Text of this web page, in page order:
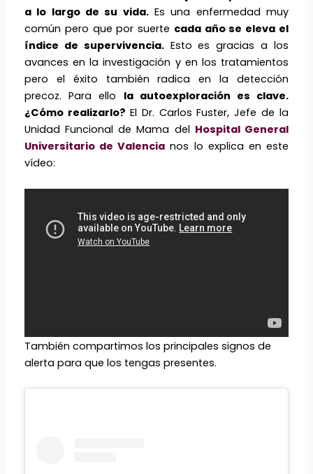
a lo largo de su vida.Es una enfermedad muy
común pero que por suerte cada año se eleva el
índice de supervivencia.Esto es gracias a los
avances en la investigación y en los tratamientos
pero el éxito también radica en la detección
precoz. Para ello la autoexploración es clave.
¿Cómo realizarlo? El Dr. Carlos Fuster, Jefe de la
Unidad Funcional de Mama del Hospital General
Universitario de Valencia nos lo explica en este
vídeo:
También compartimos los principales signos de
alerta para que los tengas presentes.